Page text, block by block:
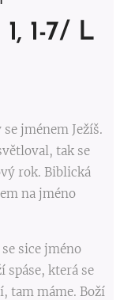
1-7/ L
jménem Ježíš.
tak se
rok. Biblická
na jméno
sice jméno
spáse, která se
tam máme. Boží